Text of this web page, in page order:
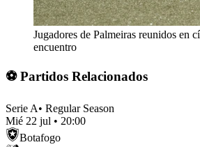
Jugadores de Palmeiras reunidos en
encuentro
⚽ Partidos Relacionados
Serie A• Regular Season
Mié 22 jul • 20:00
Botafogo